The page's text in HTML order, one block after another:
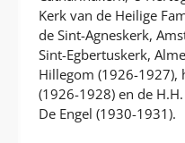
Kerk van de Heilige
de Sint-Agneskerk,
Sint-Egbertuskerk,
Hillegom (1926-1927),
(1926-1928) en de
De Engel (1930-1931).